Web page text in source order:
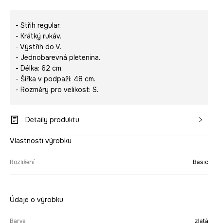
- Střih regular.
- Krátký rukáv.
- Výstřih do V.
- Jednobarevná pletenina.
- Délka: 62 cm.
- Šířka v podpaží: 48 cm.
- Rozměry pro velikost: S.
Detaily produktu
Vlastnosti výrobku
Rozlišení Basic
Údaje o výrobku
Barva zlatá